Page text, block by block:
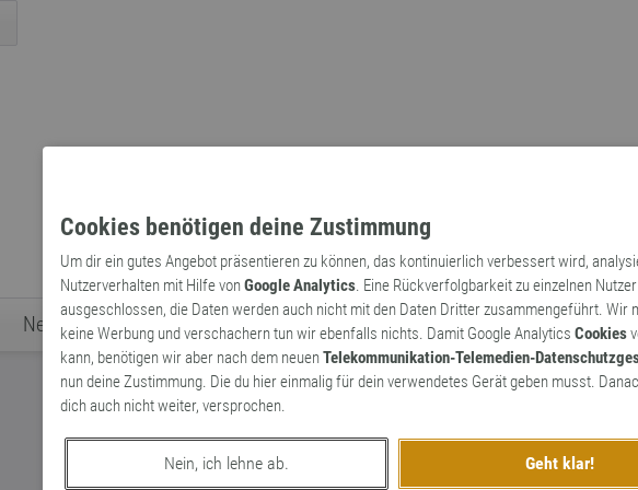
Cookies benötigen deine Zustimmung
Um dir ein gutes Angebot präsentieren zu können, das kontinuierlich verbessert wird,
Nutzerverhalten mit Hilfe vonGoogle Analytics. Eine Rückverfolgbarkeit zu einzelnen
ausgeschlossen, die Daten werden auch nicht mit den Daten Dritter zusammengeführt. Wir
keine Werbung und verschachern tun wir ebenfalls nichts. Damit Google Analytics Cookies
kann, benötigen wir aber nach dem neuenTelekommunikation-Telemedien-
nun deine Zustimmung. Die du hier einmalig für dein verwendetes Gerät geben musst.
dich auch nicht weiter, versprochen.
Nein, ich lehne ab. Geht klar!
Neologismen Archaismen Markennamen